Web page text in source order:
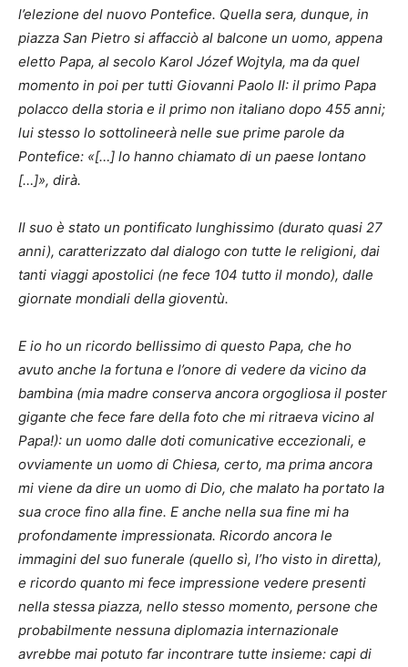
l’elezione del nuovo Pontefice. Quella sera, dunque, in
piazza San Pietro si affacciò al balcone un uomo, appena
eletto Papa, al secolo Karol Józef Wojtyla, ma da quel
momento in poi per tutti Giovanni Paolo II: il primo Papa
polacco della storia e il primo non italiano dopo 455 anni;
lui stesso lo sottolineerà nelle sue prime parole da
Pontefice: «[…] lo hanno chiamato di un paese lontano
[…]», dirà.
Il suo è stato un pontificato lunghissimo (durato quasi 27
anni), caratterizzato dal dialogo con tutte le religioni, dai
tanti viaggi apostolici (ne fece 104 tutto il mondo), dalle
giornate mondiali della gioventù.
E io ho un ricordo bellissimo di questo Papa, che ho
avuto anche la fortuna e l’onore di vedere da vicino da
bambina (mia madre conserva ancora orgogliosa il poster
gigante che fece fare della foto che mi ritraeva vicino al
Papa!): un uomo dalle doti comunicative eccezionali, e
ovviamente un uomo di Chiesa, certo, ma prima ancora
mi viene da dire un uomo di Dio, che malato ha portato la
sua croce fino alla fine. E anche nella sua fine mi ha
profondamente impressionata. Ricordo ancora le
immagini del suo funerale (quello sì, l’ho visto in diretta),
e ricordo quanto mi fece impressione vedere presenti
nella stessa piazza, nello stesso momento, persone che
probabilmente nessuna diplomazia internazionale
avrebbe mai potuto far incontrare tutte insieme: capi di